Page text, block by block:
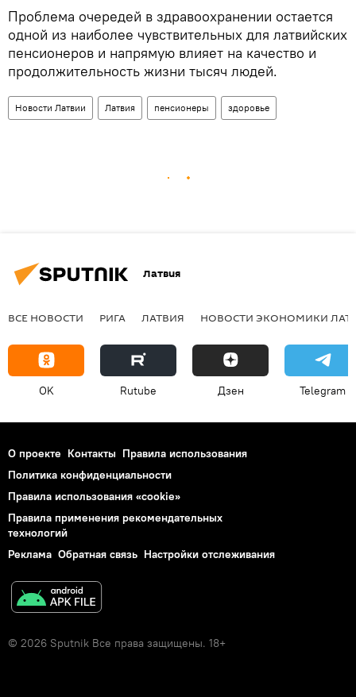
Проблема очередей в здравоохранении остается
одной из наиболее чувствительных для латвийских
пенсионеров и напрямую влияет на качество и
продолжительность жизни тысяч людей.
Новости Латвии Латвия пенсионеры здоровье
Латвия
ВСЕ НОВОСТИ РИГА ЛАТВИЯ НОВОСТИ ЭКОНОМИКИ
OK Rutube Дзен Telegram
О проекте Контакты Правила использования
Политика конфиденциальности
Правила использования «cookie»
Правила применения рекомендательных
технологий
Реклама Обратная связь Настройки отслеживания
© 2026 Sputnik Все права защищены. 18+